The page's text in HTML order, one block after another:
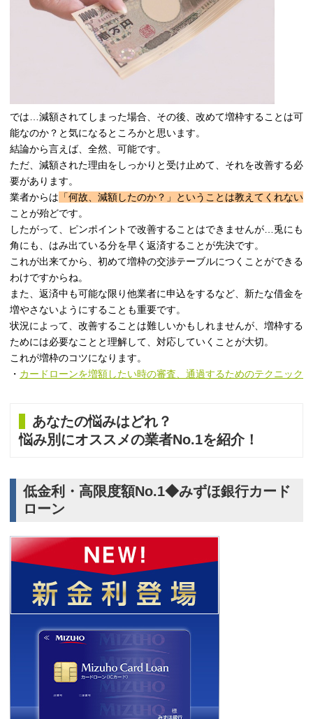
では…減額されてしまった場合、その後、改めて増枠することは可
能なのか？と気になるところかと思います。
結論から言えば、全然、可能です。
ただ、減額された理由をしっかりと受け止めて、それを改善する必
要があります。
業者からは 「何故、減額したのか？」ということは教えてくれない
ことが殆どです。
したがって、ピンポイントで改善することはできませんが…兎にも
角にも、はみ出ている分を早く返済することが先決です。
これが出来てから、初めて増枠の交渉テーブルにつくことができる
わけですからね。
また、返済中も可能な限り他業者に申込をするなど、新たな借金を
増やさないようにすることも重要です。
状況によって、改善することは難しいかもしれませんが、増枠する
ためには必要なことと理解して、対応していくことが大切。
これが増枠のコツになります。
・ カードローンを増額したい時の審査、通過するためのテクニック
あなたの悩みはどれ？
悩み別にオススメの業者No.1を紹介！
低金利・高限度額No.1◆みずほ銀行カード
ローン